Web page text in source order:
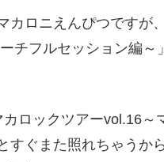
カロニえんぴつですが
チフルセッション編
ロックツアーvol.16
すぐまた照れちゃう